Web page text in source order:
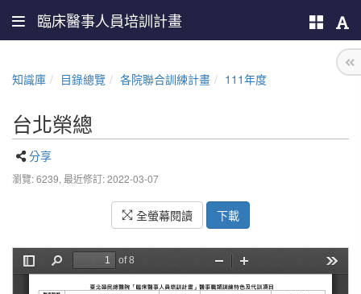
臨床醫事人員培訓計畫
知識庫 目錄總覽 各院聯合訓練計畫 111年度
台北榮總
分享
瀏覽: 6239, 最近修訂: 2022-03-07
全螢幕閱讀 下載